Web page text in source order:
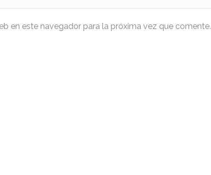
en este navegador para la próxima vez que comente.